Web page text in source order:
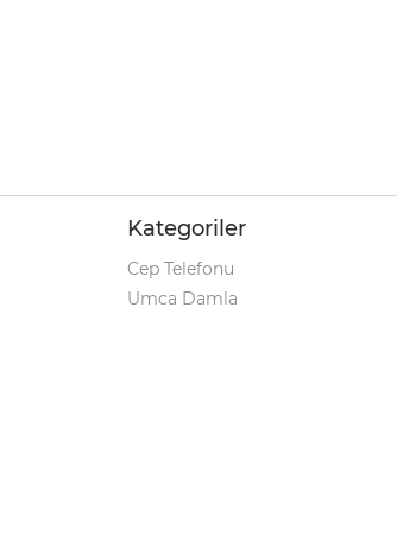
Kategoriler
Cep Telefonu
Umca Damla